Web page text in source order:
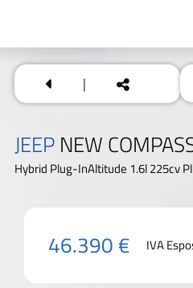
|
JEEP NEW
Hybrid Plug-InAltitude 1.6l 225cv
46.390 € IVA